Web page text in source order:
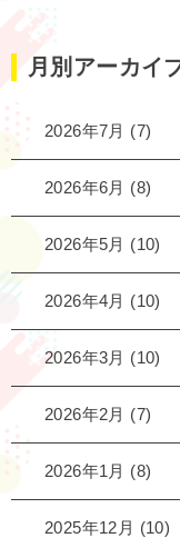
月別アーカイ
2026年7月 (7)
2026年6月 (8)
2026年5月 (10)
2026年4月 (10)
2026年3月 (10)
2026年2月 (7)
2026年1月 (8)
2025年12月 (10)